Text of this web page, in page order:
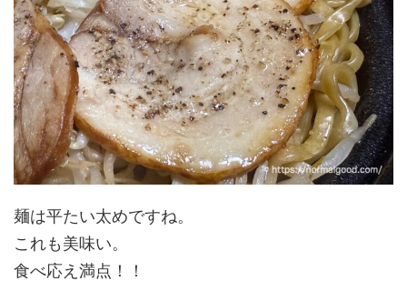
麺は平たい太めですね。
これも美味い。
食べ応え満点！！